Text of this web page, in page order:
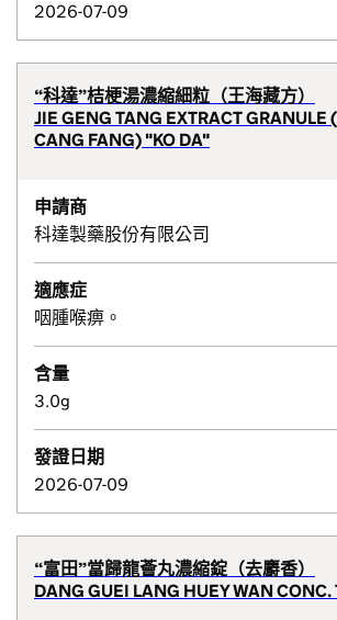
2026-07-09
“科達”桔梗湯濃縮細粒（王海藏方）
JIE GENG TANG EXTRACT GRANULE
CANG FANG) "KO DA"
申請商
科達製藥股份有限公司
適應症
咽腫喉痹。
含量
3.0g
發證日期
2026-07-09
“富田”當歸龍薈丸濃縮錠（去麝香）
DANG GUEI LANG HUEY WAN CONC.